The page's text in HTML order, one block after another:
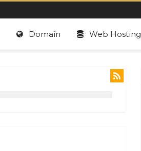
Domain Web Hosting